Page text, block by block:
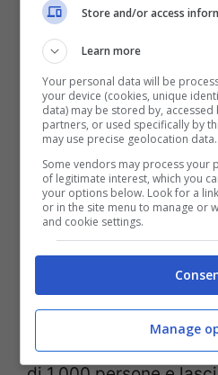
Jalalabad ha anche
agricola e di
agrumi e riso, ed è
Kabul.Un terremoto di
l’Afghanistan il 7
seguito da forti
Il governo talebano
vittime. A giugno
magnitudo 5,9 ha
confine orientale di
Store and/or access
Learn more
Your personal data will be
your device (cookies, unique
data) may be stored by,
partners, or used specifically by
may use precise geolocation data.
Some vendors may process your
of legitimate interest, which you
your options below. Look for a
or in the site menu to manage or
and cookie settings.
Manage